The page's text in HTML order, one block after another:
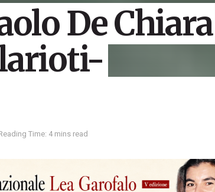
De Chiara
Time: 4 mins read